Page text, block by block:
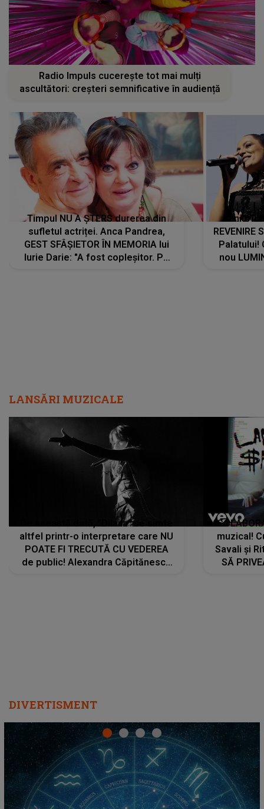
Radio Impuls cucerește tot mai mulți
ascultători: creșteri semnificative în audiență
Timpul NU A ȘTERS durerea din
sufletul actriței. Anca Pandrea,
GEST SFÂȘIETOR ÎN MEMORIA lui
Iurie Darie: "A fost copleșitor. Pe
Tania
REVENIRE
Palatului!
nou
LANSĂRI MUZICALE
De această dată, "Dilaila" se simte
altfel printr-o interpretare care NU
POATE FI TRECUTĂ CU VEDEREA
de public! Alexandra Căpitănescu
muzical!
Savali și
SĂ
DIVERTISMENT